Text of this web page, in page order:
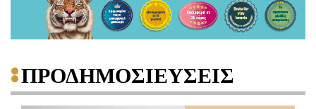
ΠΡΟΔΗΜΟΣΙΕΥΣΕΙΣ